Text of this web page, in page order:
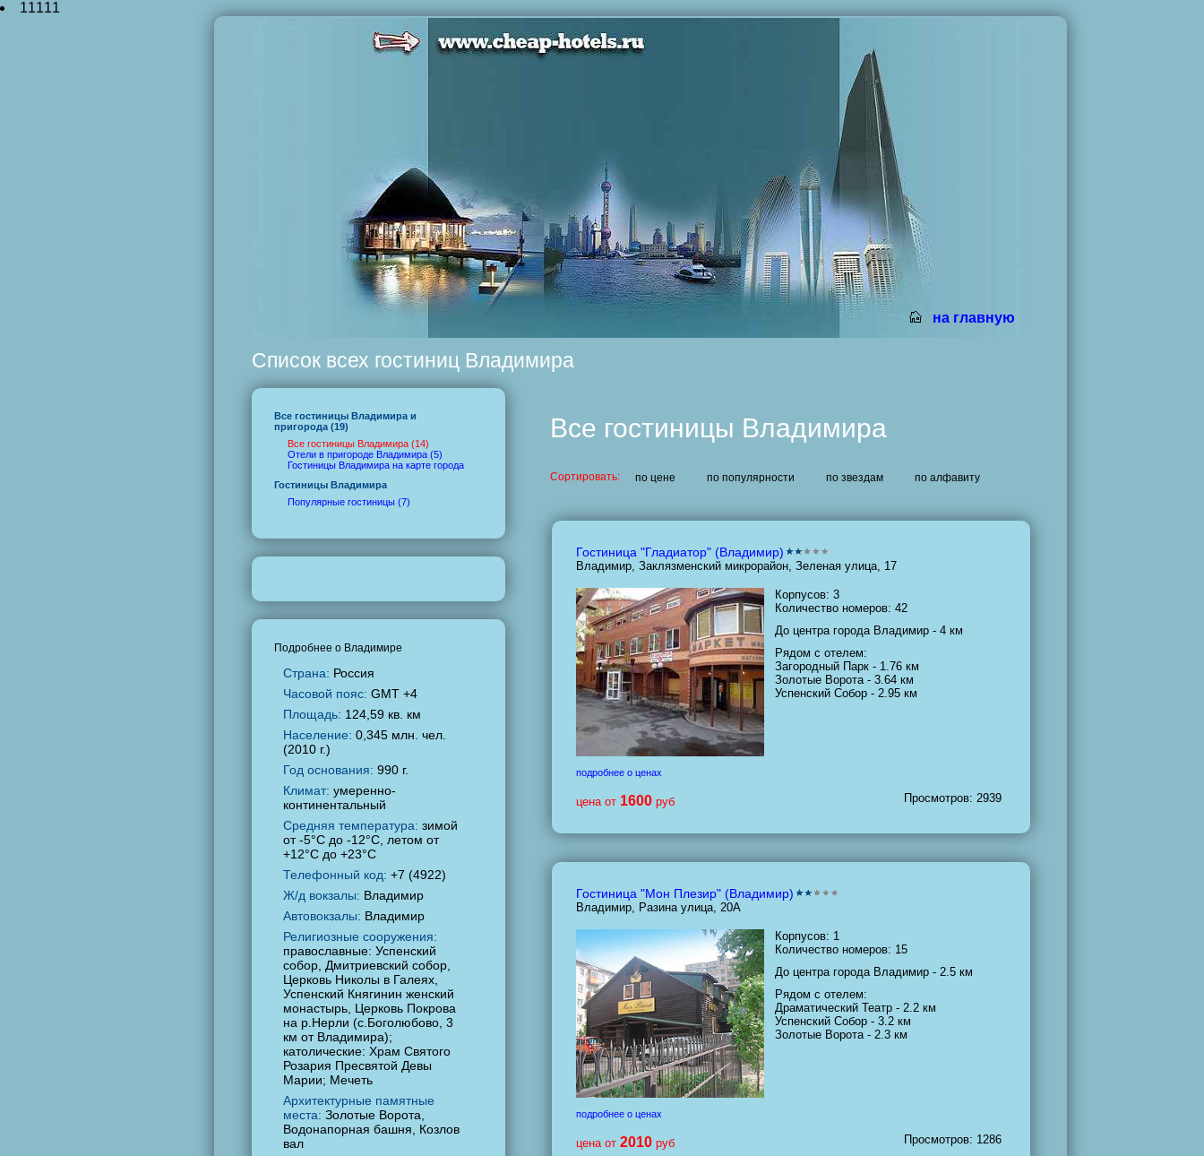
11111
на главную
Список всех гостиниц Владимира
Все гостиницы Владимира и
пригорода (19)
Все гостиницы Владимира (14)
Отели в пригороде Владимира (5)
Гостиницы Владимира на карте города
Гостиницы Владимира
Популярные гостиницы (7)
Подробнее о Владимире
Страна: Россия
Часовой пояс: GMT +4
Площадь: 124,59 кв. км
Население: 0,345 млн. чел.
(2010 г.)
Год основания: 990 г.
Климат: умеренно-
континентальный
Средняя температура: зимой
от -5°C до -12°C, летом от
+12°C до +23°C
Телефонный код: +7 (4922)
Ж/д вокзалы: Владимир
Автовокзалы: Владимир
Религиозные сооружения:
православные: Успенский
собор, Дмитриевский собор,
Церковь Николы в Галеях,
Успенский Княгинин женский
монастырь, Церковь Покрова
на р.Нерли (с.Боголюбово, 3
км от Владимира);
католические: Храм Святого
Розария Пресвятой Девы
Марии; Мечеть
Архитектурные памятные
места: Золотые Ворота,
Водонапорная башня, Козлов
вал
Все гостиницы Владимира
Сортировать: по цене по популярности по звездам по алфавиту
Гостиница "Гладиатор" (Владимир)
Владимир, Заклязменский микрорайон, Зеленая улица, 17
подробнее о ценах
цена от 1600 руб
Корпусов: 3
Количество номеров: 42
До центра города Владимир - 4 км
Рядом с отелем:
Загородный Парк - 1.76 км
Золотые Ворота - 3.64 км
Успенский Собор - 2.95 км
Просмотров: 2939
Гостиница "Мон Плезир" (Владимир)
Владимир, Разина улица, 20А
подробнее о ценах
цена от 2010 руб
Корпусов: 1
Количество номеров: 15
До центра города Владимир - 2.5 км
Рядом с отелем:
Драматический Театр - 2.2 км
Успенский Собор - 3.2 км
Золотые Ворота - 2.3 км
Просмотров: 1286